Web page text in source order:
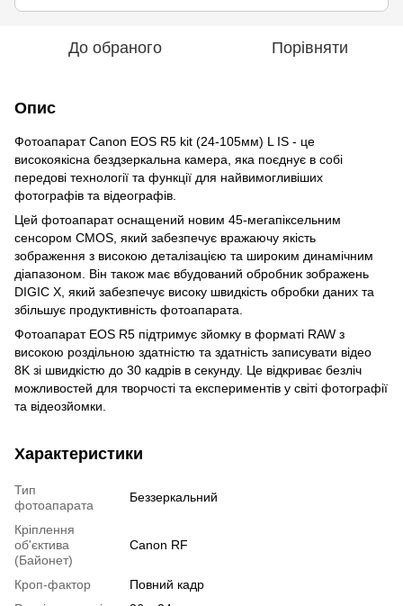
До обраного Порівняти
Опис
Фотоапарат Canon EOS R5 kit (24-105мм) L IS - це
високоякісна бездзеркальна камера, яка поєднує в собі
передові технології та функції для найвимогливіших
фотографів та відеографів.
Цей фотоапарат оснащений новим 45-мегапіксельним
сенсором CMOS, який забезпечує вражаючу якість
зображення з високою деталізацією та широким динамічним
діапазоном. Він також має вбудований обробник зображень
DIGIC X, який забезпечує високу швидкість обробки даних та
збільшує продуктивність фотоапарата.
Фотоапарат EOS R5 підтримує зйомку в форматі RAW з
високою роздільною здатністю та здатність записувати відео
8K зі швидкістю до 30 кадрів в секунду. Це відкриває безліч
можливостей для творчості та експериментів у світі фотографії
та відеозйомки.
Характеристики
Тип
фотоапарата
Беззеркальний
Кріплення
об'єктива
(Байонет)
Canon RF
Кроп-фактор
Повний кадр